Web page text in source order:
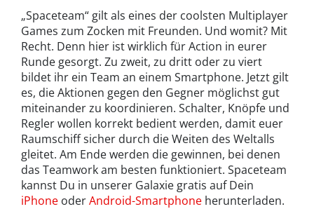
„Spaceteam“ gilt als eines der coolsten Multiplayer
Games zum Zocken mit Freunden. Und womit? Mit
Recht. Denn hier ist wirklich für Action in eurer
Runde gesorgt. Zu zweit, zu dritt oder zu viert
bildet ihr ein Team an einem Smartphone. Jetzt gilt
es, die Aktionen gegen den Gegner möglichst gut
miteinander zu koordinieren. Schalter, Knöpfe und
Regler wollen korrekt bedient werden, damit euer
Raumschiff sicher durch die Weiten des Weltalls
gleitet. Am Ende werden die gewinnen, bei denen
das Teamwork am besten funktioniert. Spaceteam
kannst Du in unserer Galaxie gratis auf Dein
iPhone oderAndroid-Smartphone herunterladen.